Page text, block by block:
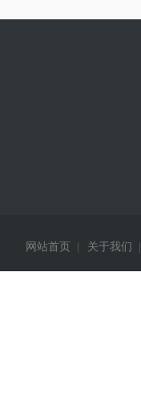
网站首页 关于我们